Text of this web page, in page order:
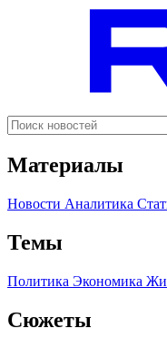
Материалы
Новости Аналитика
Темы
Политика Экономика
Сюжеты